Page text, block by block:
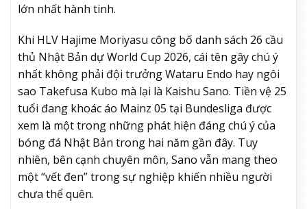
lớn nhất hành tinh.
Khi HLV Hajime Moriyasu công bố danh sách 26 cầu
thủ Nhật Bản dự World Cup 2026, cái tên gây chú ý
nhất không phải đội trưởng Wataru Endo hay ngôi
sao Takefusa Kubo mà lại là Kaishu Sano. Tiền vệ 25
tuổi đang khoác áo Mainz 05 tại Bundesliga được
xem là một trong những phát hiện đáng chú ý của
bóng đá Nhật Bản trong hai năm gần đây. Tuy
nhiên, bên cạnh chuyên môn, Sano vẫn mang theo
một “vết đen” trong sự nghiệp khiến nhiều người
chưa thể quên.